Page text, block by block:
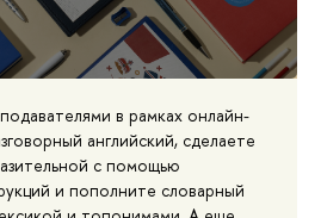
в рамках онлайн-
английский, сделаете
с помощью
и пополните словарный